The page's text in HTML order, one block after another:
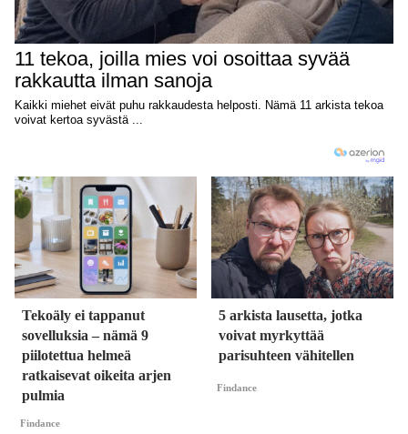
Tekoäly ei tappanut
sovelluksia – nämä 9
piilotettua helmeä
ratkaisevat oikeita arjen
pulmia
Findance
5 arkista lausetta, jotka
voivat myrkyttää
parisuhteen vähitellen
Findance